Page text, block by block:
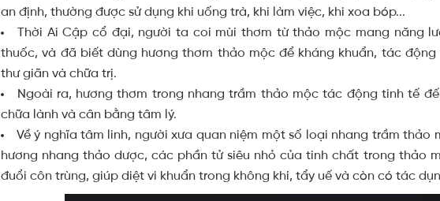
an định, thường được sử dụng khi uống trà, khi làm việc, khi xoa bóp...
Thời Ai Cập cổ đại, người ta coi mùi thơm từ thảo mộc mang năng
thuốc, và đã biết dùng hương thơm thảo mộc để kháng khuẩn, tác
thư giãn và chữa trị.
Ngoài ra, hương thơm trong nhang trầm thảo mộc tác động tinh tế
chữa lành và cân bằng tâm lý.
Về ý nghĩa tâm linh, người xưa quan niệm một số loại nhang trầm
hương nhang thảo dược, các phần tử siêu nhỏ của tinh chất trong thảo
đuổi côn trùng, giúp diệt vi khuẩn trong không khí, tẩy uế và còn có tác